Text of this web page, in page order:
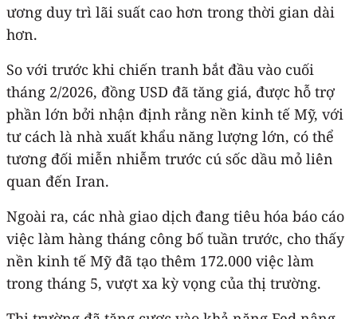
ương duy trì lãi suất cao hơn trong thời gian dài
hơn.
So với trước khi chiến tranh bắt đầu vào cuối
tháng 2/2026, đồng USD đã tăng giá, được hỗ trợ
phần lớn bởi nhận định rằng nền kinh tế Mỹ, với
tư cách là nhà xuất khẩu năng lượng lớn, có thể
tương đối miễn nhiễm trước cú sốc dầu mỏ liên
quan đến Iran.
Ngoài ra, các nhà giao dịch đang tiêu hóa báo cáo
việc làm hàng tháng công bố tuần trước, cho thấy
nền kinh tế Mỹ đã tạo thêm 172.000 việc làm
trong tháng 5, vượt xa kỳ vọng của thị trường.